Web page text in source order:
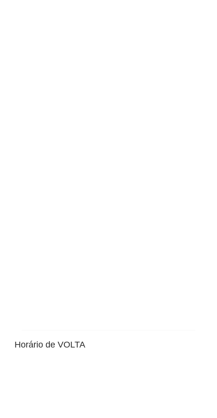
Horário de VOLTA